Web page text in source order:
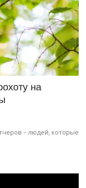
на
– людей, которые